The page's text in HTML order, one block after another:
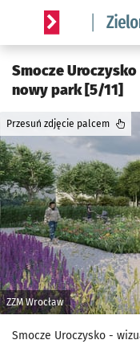
Serwis informacyjny
Smocze
nowy park [5/11]
ZZM Wrocław
Przesuń zdjęcie palcem
Smocze Uroczysko -